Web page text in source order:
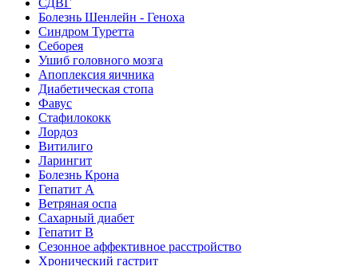
СДВГ
Болезнь Шенлейн - Геноха
Синдром Туретта
Себорея
Ушиб головного мозга
Апоплексия яичника
Диабетическая стопа
Фавус
Стафилококк
Лордоз
Витилиго
Ларингит
Болезнь Крона
Гепатит A
Ветряная оспа
Сахарный диабет
Гепатит B
Сезонное аффективное расстройство
Хронический гастрит